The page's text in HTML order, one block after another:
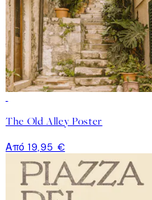
The Old Alley Poster
Από 19,95 €